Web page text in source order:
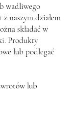
wadliwego
naszym działem
składać w
Produkty
lub podlegać
lub